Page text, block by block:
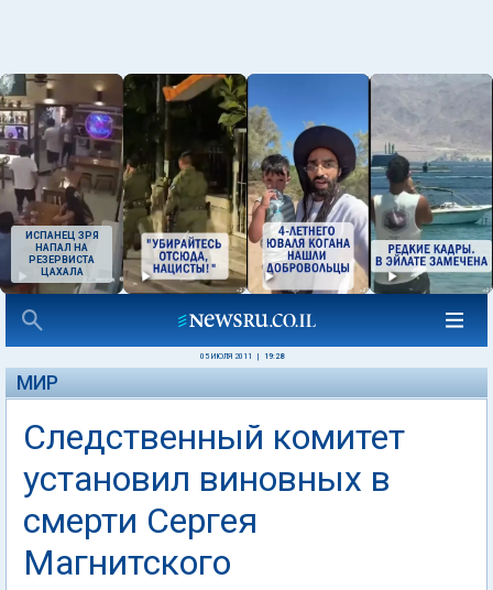
ИСПАНЕЦ ЗРЯ
НАПАЛ НА
РЕЗЕРВИСТА
ЦАХАЛА
05 ИЮЛЯ 2011 19:28
МИР
Следственный комитет
установил виновных в
смерти Сергея
Магнитского